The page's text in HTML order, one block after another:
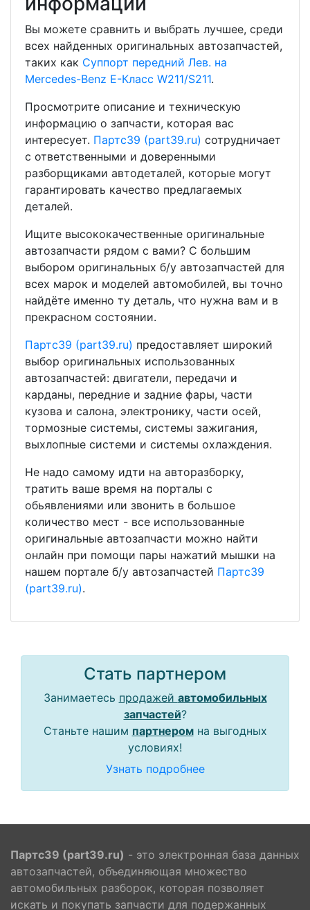
Вы можете сравнить и выбрать лучшее, среди
всех найденных оригинальных автозапчастей,
таких как Суппорт передний Лев. на
Mercedes-Benz E-Класс W211/S211.
Просмотрите описание и техническую
информацию о запчасти, которая вас
интересует. Партс39 (part39.ru) сотрудничает
с ответственными и доверенными
разборщиками автодеталей, которые могут
гарантировать качество предлагаемых
деталей.
Ищите высококачественные оригинальные
автозапчасти рядом с вами? С большим
выбором оригинальных б/у автозапчастей для
всех марок и моделей автомобилей, вы точно
найдёте именно ту деталь, что нужна вам и в
прекрасном состоянии.
Партс39 (part39.ru) предоставляет широкий
выбор оригинальных использованных
автозапчастей: двигатели, передачи и
карданы, передние и задние фары, части
кузова и салона, электронику, части осей,
тормозные системы, системы зажигания,
выхлопные системи и системы охлаждения.
Не надо самому идти на авторазборку,
тратить ваше время на порталы с
обьявлениями или звонить в большое
количество мест - все использованные
оригинальные автозапчасти можно найти
онлайн при помощи пары нажатий мышки на
нашем портале б/у автозапчастей Партс39
(part39.ru).
Стать партнером
Занимаетесь продажей автомобильных
запчастей?
Станьте нашим партнеромна выгодных
условиях!
Узнать подробнее
Партс39 (part39.ru) - это электронная база данных
автозапчастей, объединяющая множество
автомобильных разборок, которая позволяет
искать и покупать запчасти для подержанных